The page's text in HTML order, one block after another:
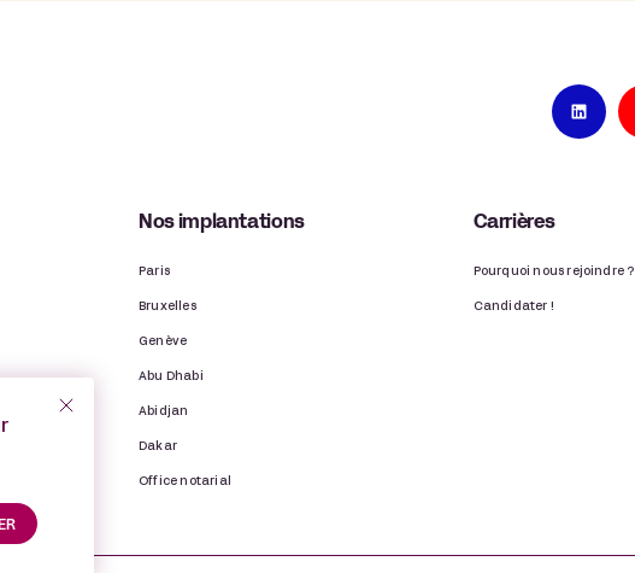
Nos implantations
Paris
Bruxelles
Genève
Abu Dhabi
Abidjan
Dakar
Office notarial
Carrières
Pourquoi nous rejoindre ?
Candidater !